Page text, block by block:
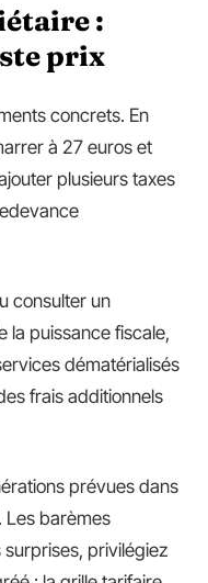
:
prix
concrets. En
à 27 euros et
plusieurs taxes
consulter un
la puissance fiscale,
dématérialisés
frais additionnels
prévues dans
Les barèmes
surprises, privilégiez